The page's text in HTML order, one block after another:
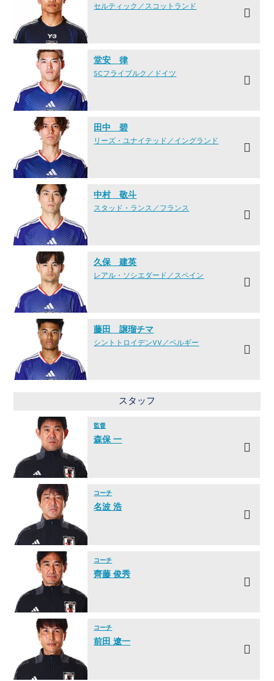
セルティック／スコットランド
堂安 律
SCフライブルク／ドイツ
田中 碧
リーズ・ユナイテッド／イングランド
中村 敬斗
スタッド・ランス／フランス
久保 建英
レアル・ソシエダード／スペイン
藤田 譲瑠チマ
シントトロイデンVV／ベルギー
スタッフ
監督
森保 一
コーチ
名波 浩
コーチ
齊藤 俊秀
コーチ
前田 遼一